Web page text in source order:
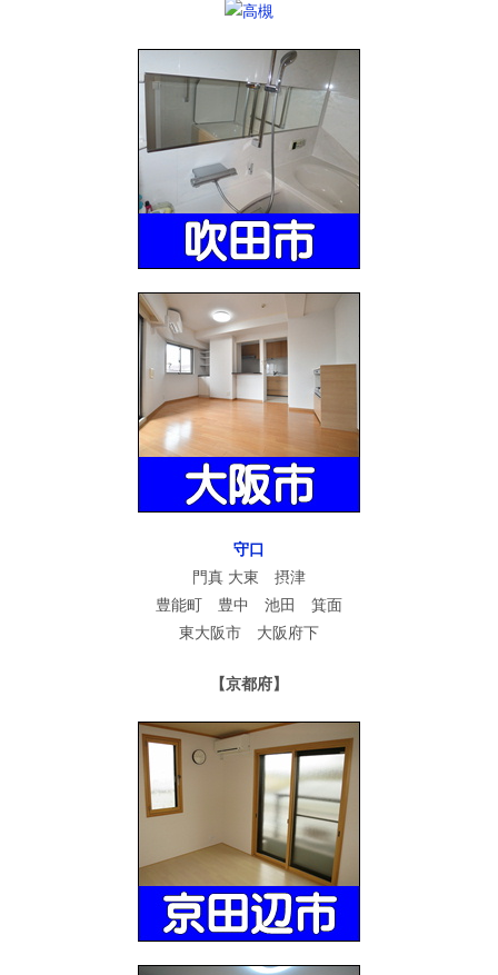
守口
門真 大東 摂津
豊能町 豊中 池田 箕面
東大阪市 大阪府下
【京都府】